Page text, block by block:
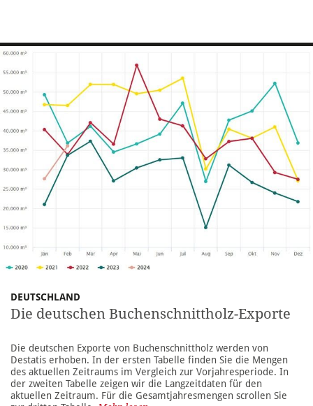
DEUTSCHLAND
Die deutschen Buchenschnittholz-Exporte
Die deutschen Exporte von Buchenschnittholz werden von
Destatis erhoben. In der ersten Tabelle finden Sie die Mengen
des aktuellen Zeitraums im Vergleich zur Vorjahresperiode. In
der zweiten Tabelle zeigen wir die Langzeitdaten für den
aktuellen Zeitraum. Für die Gesamtjahresmengen scrollen Sie